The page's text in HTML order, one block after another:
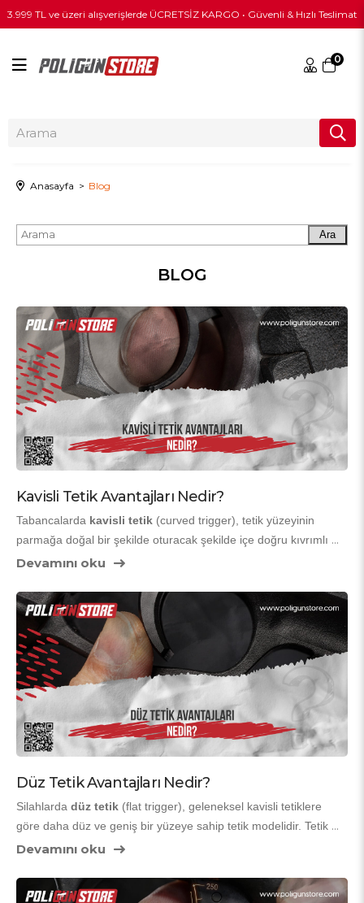
3.999 TL ve üzeri alışverişlerde ÜCRETSİZ KARGO • Güvenli & Hızlı Teslimat
0
Anasayfa Blog
Ara
BLOG
Kavisli Tetik Avantajları Nedir?
Tabancalarda kavisli tetik (curved trigger), tetik yüzeyinin
parmağa doğal bir şekilde oturacak şekilde içe doğru kıvrımlı
olduğu geleneksel tetik tasarımıdır. Düz tetiklere göre daha
tetik kullanmanın avantajları neler? İşte detaylı açıklama!
Devamını oku
Düz Tetik Avantajları Nedir?
Silahlarda düz tetik (flat trigger), geleneksel kavisli tetiklere
göre daha düz ve geniş bir yüzeye sahip tetik modelidir. Tetik
yüzeyi düz olduğu için parmak teması daha geniş ve sabit olur.
Peki düz tetik kullanmanın avantajları neler? İşte detaylar!
Devamını oku